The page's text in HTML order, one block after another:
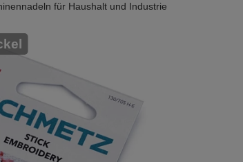
für Haushalt und Industrie